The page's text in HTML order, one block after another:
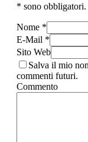
* sono obbligatori.
Nome *
E-Mail *
Sito Web
Salva il mio
commenti futuri.
Commento